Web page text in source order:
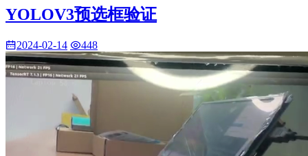
YOLOV3预选框验证
2024-02-14 448